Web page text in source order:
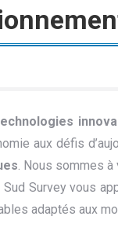
aux défis
. Nous sommes
Sud Survey vous
adaptés aux